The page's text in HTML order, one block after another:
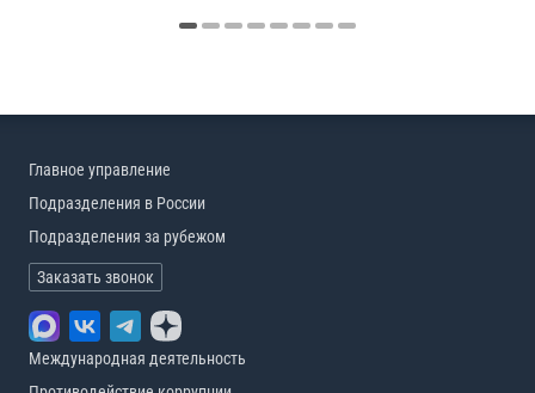
Главное управление
Подразделения в России
Подразделения за рубежом
Заказать звонок
Международная деятельность